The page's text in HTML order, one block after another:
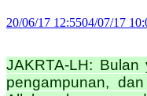
20/06/17 12:5504/07/17
JAKRTA-LH:
pengampunan,